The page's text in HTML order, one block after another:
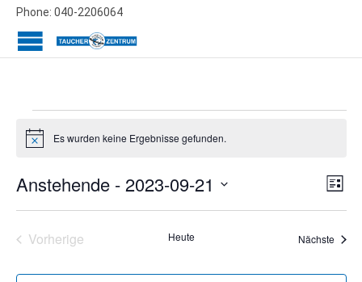
Phone: 040-2206064
Veranstaltungen
HinweisEs wurden keine Ergebnisse gefunden.
Liste
Anstehende - 2023-09-21
Vorherige
Heute Nächste